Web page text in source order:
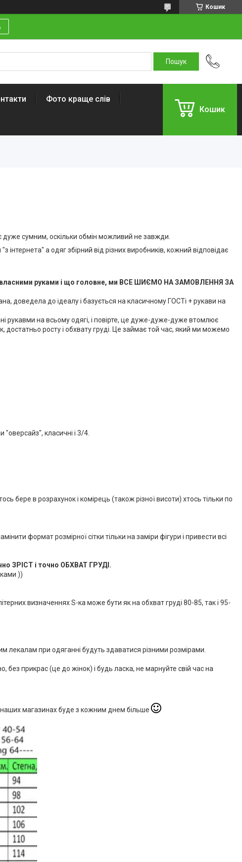
Кошик
Фото краще слів
Кошик
дуже сумним, оскільки обмін можливий не завжди.
інтернета" а одяг збірний від різних виробників, кожний відповідає
власними руками і що головне, ми ВСЕ ШИЄМО НА ЗАМОВЛЕННЯ ЗА
доведела до ідеалу і базується на класичному ГОСТі + рукави на
рукавми на всьому одягі, і повірте, це дуже-дуже-дуже втомлює
росту і обхвату груді. Це займає той час, який ми можемо
класичні і 3/4.
бере в розрахунок і комірець (також різної висоти) хтось тільки по
формат розмірної сітки тільки на заміри фігури і привести всі
ЗРІСТ і точно ОБХВАТ ГРУДІ.
))
визначеннях S-ка може бути як на обхват груді 80-85, так і 95-
лекалам при одяганні будуть здаватися різними розмірами.
без прикрас (це до жінок) і будь ласка, не марнуйте свій час на
магазинах буде з кожним днем більше